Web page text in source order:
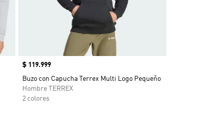
Precio
$ 119.999
Buzo con Capucha Terrex Multi Logo Pequeño
Hombre TERREX
2 colores